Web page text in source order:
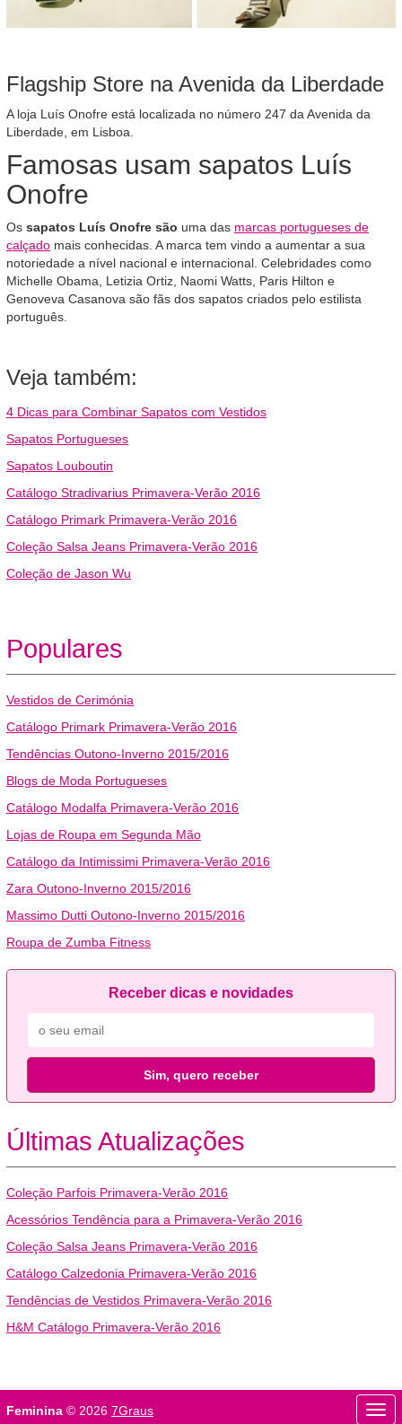
Flagship Store na Avenida da Liberdade
A loja Luís Onofre está localizada no número 247 da Avenida da
Liberdade, em Lisboa.
Famosas usam sapatos Luís
Onofre
Os sapatos Luís Onofre são uma das marcas portugueses de
calçado mais conhecidas. A marca tem vindo a aumentar a sua
notoriedade a nível nacional e internacional. Celebridades como
Michelle Obama, Letizia Ortiz, Naomi Watts, Paris Hilton e
Genoveva Casanova são fãs dos sapatos criados pelo estilista
português.
Veja também:
4 Dicas para Combinar Sapatos com Vestidos
Sapatos Portugueses
Sapatos Louboutin
Catálogo Stradivarius Primavera-Verão 2016
Catálogo Primark Primavera-Verão 2016
Coleção Salsa Jeans Primavera-Verão 2016
Coleção de Jason Wu
Populares
Vestidos de Cerimónia
Catálogo Primark Primavera-Verão 2016
Tendências Outono-Inverno 2015/2016
Blogs de Moda Portugueses
Catálogo Modalfa Primavera-Verão 2016
Lojas de Roupa em Segunda Mão
Catálogo da Intimissimi Primavera-Verão 2016
Zara Outono-Inverno 2015/2016
Massimo Dutti Outono-Inverno 2015/2016
Roupa de Zumba Fitness
Receber dicas e novidades
Sim, quero receber
Últimas Atualizações
Coleção Parfois Primavera-Verão 2016
Acessórios Tendência para a Primavera-Verão 2016
Coleção Salsa Jeans Primavera-Verão 2016
Catálogo Calzedonia Primavera-Verão 2016
Tendências de Vestidos Primavera-Verão 2016
H&M Catálogo Primavera-Verão 2016
Beleza
Feminina © 2026 7Graus